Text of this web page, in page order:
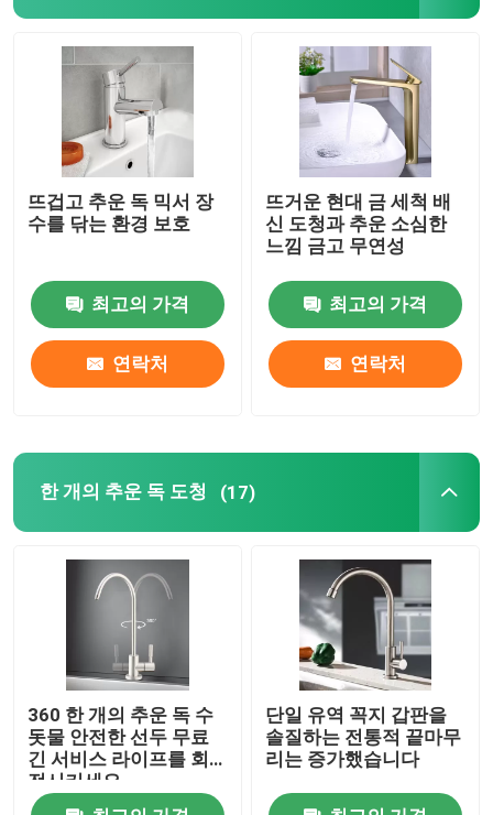
뜨겁고 추운 독 믹서 장
수를 닦는 환경 보호
최고의 가격
연락처
뜨거운 현대 금 세척 배
신 도청과 추운 소심한
느낌 금고 무연성
최고의 가격
연락처
한 개의 추운 독 도청 (17)
360 한 개의 추운 독 수
돗물 안전한 선두 무료
긴 서비스 라이프를 회
전시키세요
단일 유역 꼭지 갑판을
솔질하는 전통적 끝마무
리는 증가했습니다